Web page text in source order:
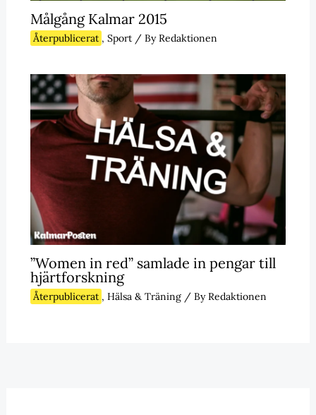
Målgång Kalmar 2015
Återpublicerat , Sport/ ByRedaktionen
”Women in red” samlade in pengar till
hjärtforskning
Återpublicerat , Hälsa & Träning/ ByRedaktionen